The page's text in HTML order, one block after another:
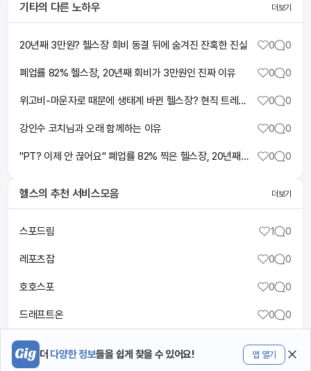
더 다양한 정보들을 쉽게 찾을 수 있어요! 앱 열기
기타의 다른 노하우 더보기
20년째 3만원? 헬스장 회비 동결 뒤에 숨겨진 잔혹한 진실 0 0
폐업률 82% 헬스장, 20년째 회비가 3만원인 진짜 이유 0 0
위고비-마운자로 때문에 생태계 바뀐 헬스장? 현직 트레이너 솔직 근황 (이우근 트레이너) 0 0
강인수 코치님과 오래 함께하는 이유 0 0
"PT? 이제 안 끊어요" 폐업률 82% 찍은 헬스장, 20년째 3만원 유지한 진짜 이유 0 0
헬스의 추천 서비스모음 더보기
스포드림 1 0
레포츠잡 0 0
호호스포 0 0
드래프트온 0 0
잡스포이즈 0